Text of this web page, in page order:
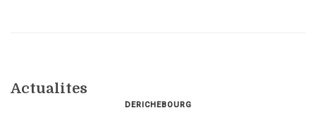
Actualites
DERICHEBOURG